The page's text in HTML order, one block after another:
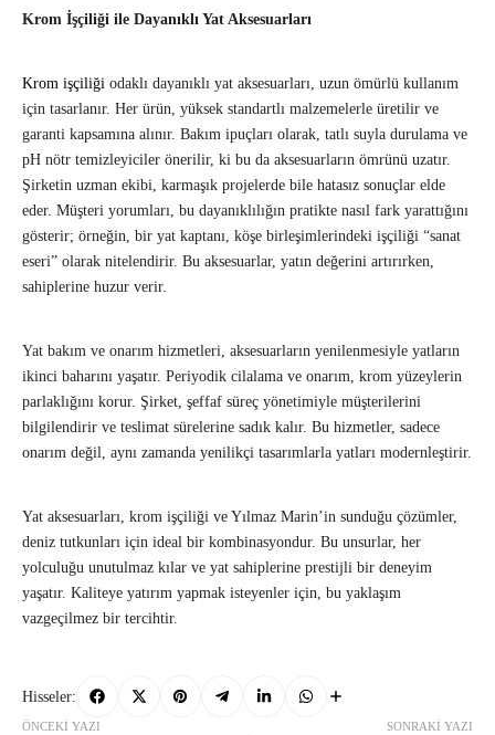
Krom İşçiliği ile Dayanıklı Yat Aksesuarları
Krom işçiliği odaklı dayanıklı yat aksesuarları, uzun ömürlü kullanım
için tasarlanır. Her ürün, yüksek standartlı malzemelerle üretilir ve
garanti kapsamına alınır. Bakım ipuçları olarak, tatlı suyla durulama ve
pH nötr temizleyiciler önerilir, ki bu da aksesuarların ömrünü uzatır.
Şirketin uzman ekibi, karmaşık projelerde bile hatasız sonuçlar elde
eder. Müşteri yorumları, bu dayanıklılığın pratikte nasıl fark yarattığını
gösterir; örneğin, bir yat kaptanı, köşe birleşimlerindeki işçiliği “sanat
eseri” olarak nitelendirir. Bu aksesuarlar, yatın değerini artırırken,
sahiplerine huzur verir.
Yat bakım ve onarım hizmetleri, aksesuarların yenilenmesiyle yatların
ikinci baharını yaşatır. Periyodik cilalama ve onarım, krom yüzeylerin
parlaklığını korur. Şirket, şeffaf süreç yönetimiyle müşterilerini
bilgilendirir ve teslimat sürelerine sadık kalır. Bu hizmetler, sadece
onarım değil, aynı zamanda yenilikçi tasarımlarla yatları modernleştirir.
Yat aksesuarları, krom işçiliği ve Yılmaz Marin’in sunduğu çözümler,
deniz tutkunları için ideal bir kombinasyondur. Bu unsurlar, her
yolculuğu unutulmaz kılar ve yat sahiplerine prestijli bir deneyim
yaşatır. Kaliteye yatırım yapmak isteyenler için, bu yaklaşım
vazgeçilmez bir tercihtir.
Hisseler:
ÖNCEKI YAZI SONRAKI YAZI